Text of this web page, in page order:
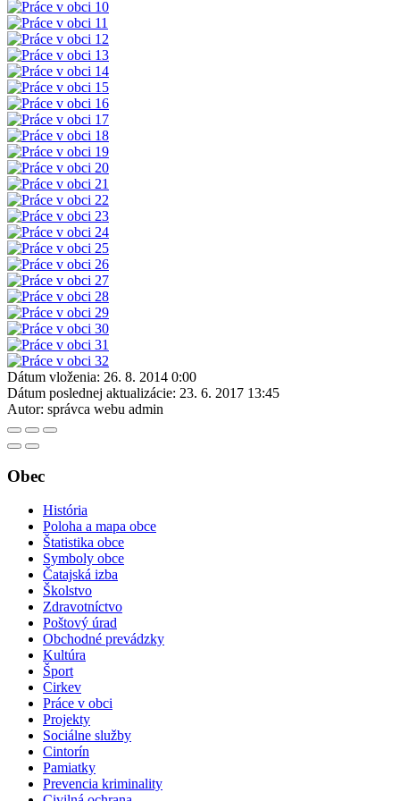
Dátum vloženia: 26. 8. 2014 0:00
Dátum poslednej aktualizácie: 23. 6. 2017 13:45
Autor: správca webu admin
Obec
História
Poloha a mapa obce
Štatistika obce
Symboly obce
Čatajská izba
Školstvo
Zdravotníctvo
Poštový úrad
Obchodné prevádzky
Kultúra
Šport
Cirkev
Práce v obci
Projekty
Sociálne služby
Cintorín
Pamiatky
Prevencia kriminality